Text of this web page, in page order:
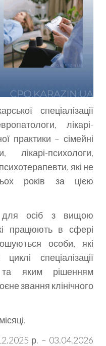
спеціалізації
лікарі-
практики – сімейні
лікарі-психологи,
які не
років за цією
для осіб з вищою
працюють в сфері
особи, які
спеціалізації
та яким рішенням
звання клінічного
р. – 03.04.2026